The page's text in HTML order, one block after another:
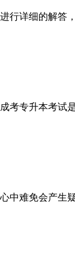
详细的解答
考专升本考试
中难免会产生